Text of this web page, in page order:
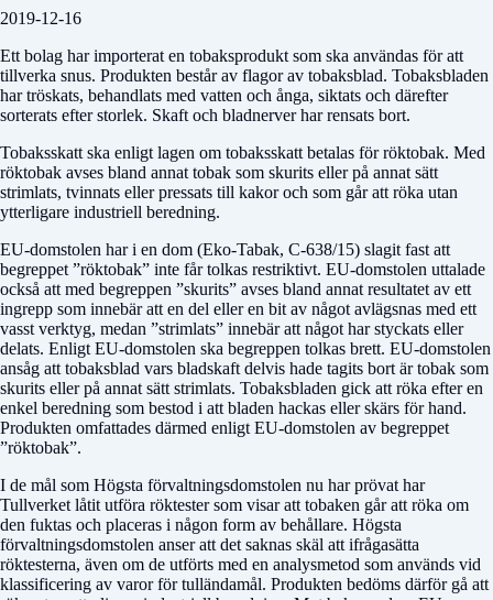
2019-12-16
Ett bolag har importerat en tobaksprodukt som ska användas för att
tillverka snus. Produkten består av flagor av tobaksblad. Tobaksbladen
har tröskats, behandlats med vatten och ånga, siktats och därefter
sorterats efter storlek. Skaft och bladnerver har rensats bort.
Tobaksskatt ska enligt lagen om tobaksskatt betalas för röktobak. Med
röktobak avses bland annat tobak som skurits eller på annat sätt
strimlats, tvinnats eller pressats till kakor och som går att röka utan
ytterligare industriell beredning.
EU-domstolen har i en dom (Eko-Tabak, C-638/15) slagit fast att
begreppet ”röktobak” inte får tolkas restriktivt. EU-domstolen uttalade
också att med begreppen ”skurits” avses bland annat resultatet av ett
ingrepp som innebär att en del eller en bit av något avlägsnas med ett
vasst verktyg, medan ”strimlats” innebär att något har styckats eller
delats. Enligt EU-domstolen ska begreppen tolkas brett. EU-domstolen
ansåg att tobaksblad vars bladskaft delvis hade tagits bort är tobak som
skurits eller på annat sätt strimlats. Tobaksbladen gick att röka efter en
enkel beredning som bestod i att bladen hackas eller skärs för hand.
Produkten omfattades därmed enligt EU-domstolen av begreppet
”röktobak”.
I de mål som Högsta förvaltningsdomstolen nu har prövat har
Tullverket låtit utföra röktester som visar att tobaken går att röka om
den fuktas och placeras i någon form av behållare. Högsta
förvaltningsdomstolen anser att det saknas skäl att ifrågasätta
röktesterna, även om de utförts med en analysmetod som används vid
klassificering av varor för tulländamål. Produkten bedöms därför gå att